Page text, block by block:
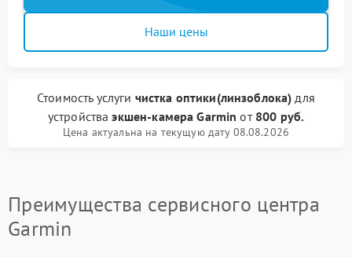
Наши цены
Стоимость услуги чистка оптики(линзоблока) для
устройстваэкшен-камера Garmin от 800 руб.
Цена актуальна на текущую дату 08.08.2026
Преимущества сервисного центра
Garmin